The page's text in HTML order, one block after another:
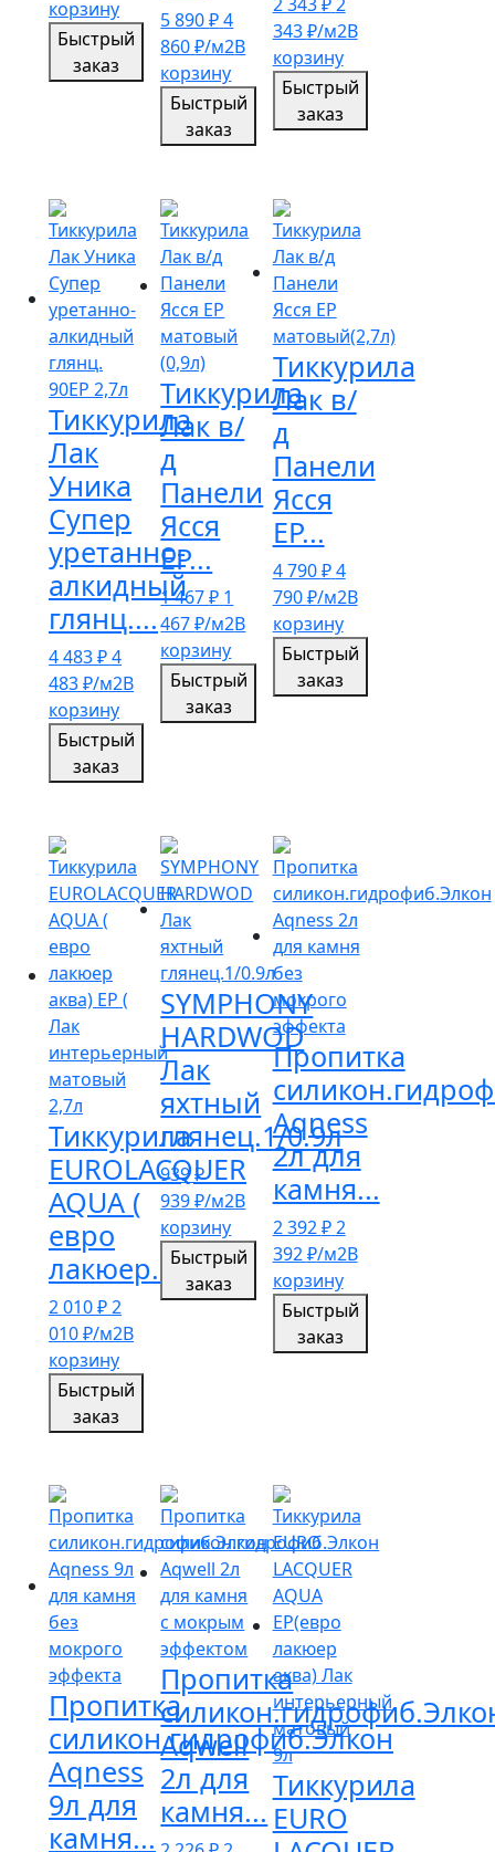
корзину
Быстрый
заказ
5 890₽4
860₽/м2В
корзину
Быстрый
заказ
343₽/м2В
корзину
Быстрый
заказ
Тиккурила
Лак
Уника
Супер
уретанно-
алкидный
глянц....
4 483₽4
483₽/м2В
корзину
Быстрый
заказ
Тиккурила
Лак в/
д
Панели
Ясся
ЕР...
1 467₽ 1
467₽/м2В
корзину
Быстрый
заказ
Тиккурила
Лак в/
д
Панели
Ясся
ЕР...
4 790₽4
790₽/м2В
корзину
Быстрый
заказ
Тиккурила
EUROLACQUER
AQUA (
евро
лакюер...
2 010₽2
010₽/м2В
корзину
Быстрый
заказ
SYMPHONY
HARDWOD
Лак
яхтный
глянец.1/0.9л
939₽
939₽/м2В
корзину
Быстрый
заказ
Пропитка
Aqness
2л для
камня...
2 392₽2
392₽/м2В
корзину
Быстрый
заказ
Пропитка
силикон.гидрофиб.Элкон
Aqness
9л для
камня...
Пропитка
Aqwell
2л для
камня...
Тиккурила
EURO